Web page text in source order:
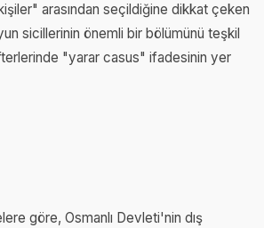
arasından seçildiğine dikkat çeken
sicillerinin önemli bir bölümünü teşkil
"yarar casus" ifadesinin yer
göre, Osmanlı Devleti'nin dış